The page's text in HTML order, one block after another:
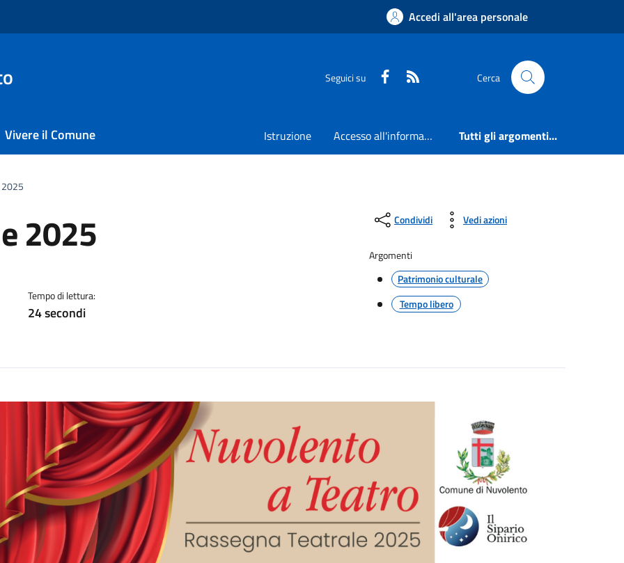
Accedi all'area personale
Seguici su Faceboook Cerca
Vivere il Comune Istruzione Accesso all'informazione Tutti gli argomenti...
2025
Tempo di lettura:
24 secondi
Condividi Vedi azioni
Argomenti
Patrimonio culturale
Tempo libero